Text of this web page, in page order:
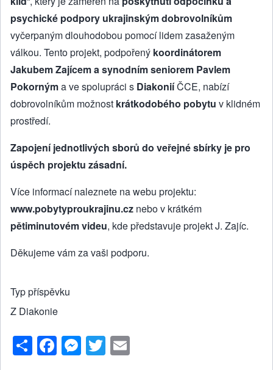
psychické podpory ukrajinským dobrovolníkům
vyčerpaným dlouhodobou pomocí lidem zasaženým
válkou. Tento projekt, podpořený koordinátorem
Jakubem Zajícem a synodním seniorem Pavlem
Pokornýma ve spolupráci s DiakoniíČCE, nabízí
dobrovolníkům možnost krátkodobého pobytu v klidném
prostředí.
Zapojení jednotlivých sborů do veřejné sbírky je pro
úspěch projektu zásadní.
Více informací naleznete na webu projektu:
www.pobytyproukrajinu.cz nebo v krátkém
pětiminutovém videu, kde představuje projekt J. Zajíc.
Děkujeme vám za vaši podporu.
Typ příspěvku
Z Diakonie
S
h
F
a
M
e
T
wi